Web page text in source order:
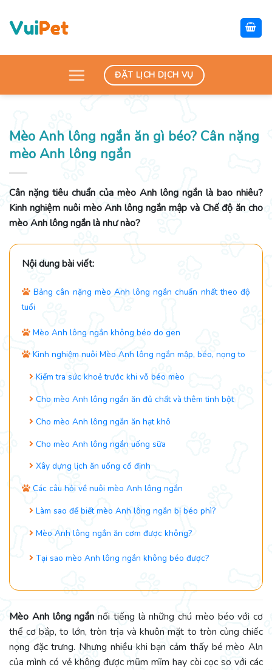
content
ĐẶT LỊCH DỊCH VỤ
Mèo Anh lông ngắn ăn gì béo? Cân nặng
mèo Anh lông ngắn
Cân nặng tiêu chuẩn của mèo Anh lông ngắn là bao nhiêu?
Kinh nghiệm nuôi mèo Anh lông ngắn mập và Chế độ ăn cho
mèo Anh lông ngắn là như nào?
Nội dung bài viết:
Bảng cân nặng mèo Anh lông ngắn chuẩn nhất theo độ
tuổi
Mèo Anh lông ngắn không béo do gen
Kinh nghiệm nuôi Mèo Anh lông ngắn mập, béo, nọng to
Kiểm tra sức khoẻ trước khi vỗ béo mèo
Cho mèo Anh lông ngắn ăn đủ chất và thêm tinh bột
Cho mèo Anh lông ngắn ăn hạt khô
Cho mèo Anh lông ngắn uống sữa
Xây dựng lịch ăn uống cố định
Các câu hỏi về nuôi mèo Anh lông ngắn
Làm sao để biết mèo Anh lông ngắn bị béo phì?
Mèo Anh lông ngắn ăn cơm được không?
Tại sao mèo Anh lông ngắn không béo được?
Mèo Anh lông ngắn nổi tiếng là những chú mèo béo với cơ
thể cơ bắp, to lớn, tròn trịa và khuôn mặt to tròn cùng chiếc
nọng đặc trưng. Nhưng nhiều khi bạn cảm thấy bé mèo Aln
của mình có vẻ không được mũm mĩm hay còi cọc so với các